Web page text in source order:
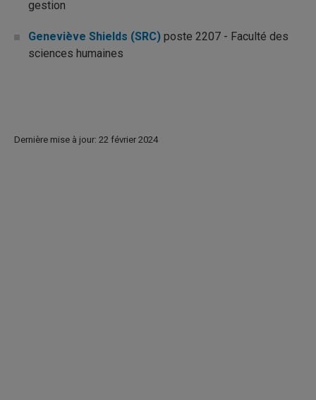
gestion
Geneviève Shields (SRC) poste 2207 - Faculté des
sciences humaines
Dernière mise à jour: 22 février 2024